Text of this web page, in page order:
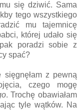
się dziwić. Sama
tego wszystkiego
mu tajemnicę
której udało się
poradzi sobie z
spać?
z pewną
czego mogę
. Trochę obawiałam
tyle wątków. Na